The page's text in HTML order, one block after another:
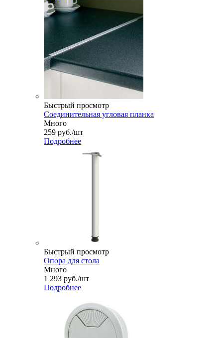
Быстрый просмотр
Соединительная угловая планка
Много
259 руб./шт
Подробнее
Быстрый просмотр
Опора для стола
Много
1 293 руб./шт
Подробнее